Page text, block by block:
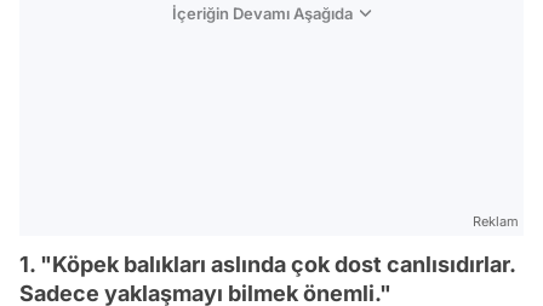
İçeriğin Devamı Aşağıda
Reklam
1. "Köpek balıkları aslında çok dost canlısıdırlar.
Sadece yaklaşmayı bilmek önemli."